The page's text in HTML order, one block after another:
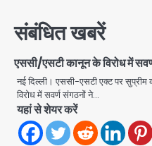
संबंधित खबरें
एससी/एसटी कानून के विरोध में
नई दिल्ली। एससी-एसटी एक्ट पर
विरोध में सवर्ण संगठनों ने…
यहां से शेयर करें